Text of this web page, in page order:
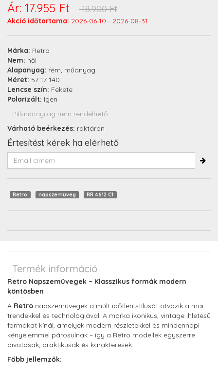
Ár: 17.955 Ft 18.900 Ft
Akció időtartama: 2026-06-10 - 2026-08-31
Márka: Retro
Nem: női
Alapanyag: fém, műanyag
Méret: 57-17-140
Lencse szín: Fekete
Polarizált: Igen
Pillanatnyilag nem rendelhető
Várható beérkezés: raktáron
Értesítést kérek ha elérhető
Retro napszemüveg RR 4612 C1
Termék információ
Retro Napszemüvegek – Klasszikus formák modern
köntösben
A Retro napszemüvegek a múlt időtlen stílusát ötvözik a mai
trendekkel és technológiával. A márka ikonikus, vintage ihletésű
formákat kínál, amelyek modern részletekkel és mindennapi
kényelemmel párosulnak – így a Retro modellek egyszerre
divatosak, praktikusak és karakteresek.
Főbb jellemzők: